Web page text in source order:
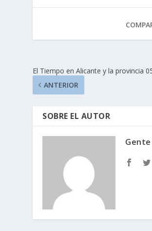
El Tiempo en Alicante y la provincia
ANTERIOR
SOBRE EL AUTOR